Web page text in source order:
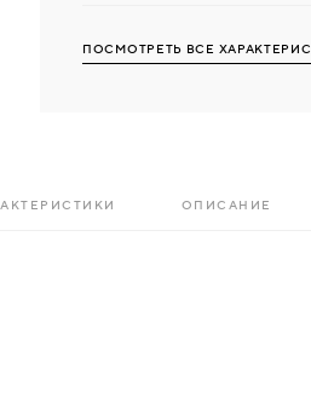
ПОСМОТРЕТЬ ВСЕ
ОПИСАНИЕ